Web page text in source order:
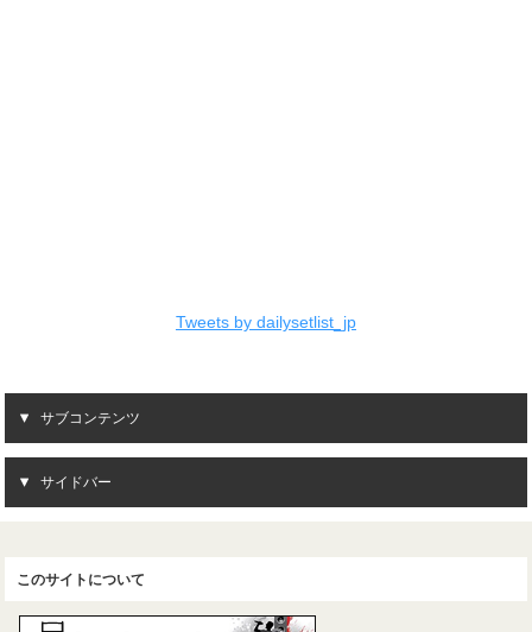
Tweets by dailysetlist_jp
サブコンテンツ
サイドバー
このサイトについて